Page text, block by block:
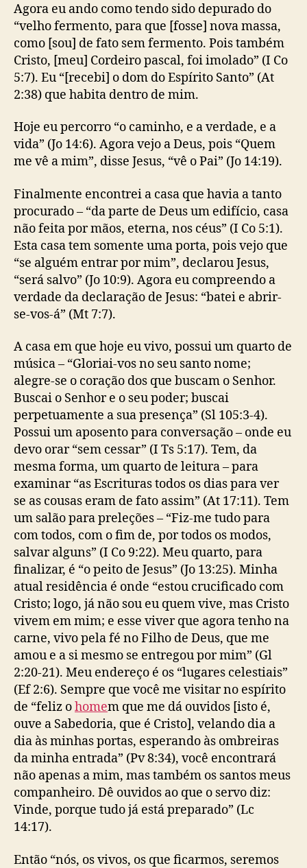
Agora eu ando como tendo sido depurado do
“velho fermento, para que [fosse] nova massa,
como [sou] de fato sem fermento. Pois também
Cristo, [meu] Cordeiro pascal, foi imolado” (I Co
5:7). Eu “[recebi] o dom do Espírito Santo” (At
2:38) que habita dentro de mim.
Hoje eu percorro “o caminho, e a verdade, e a
vida” (Jo 14:6). Agora vejo a Deus, pois “Quem
me vê a mim”, disse Jesus, “vê o Pai” (Jo 14:19).
Finalmente encontrei a casa que havia a tanto
procurado – “da parte de Deus um edifício, casa
não feita por mãos, eterna, nos céus” (I Co 5:1).
Esta casa tem somente uma porta, pois vejo que
“se alguém entrar por mim”, declarou Jesus,
“será salvo” (Jo 10:9). Agora eu compreendo a
verdade da declaração de Jesus: “batei e abrir-
se-vos-á” (Mt 7:7).
A casa em que hoje eu vivo, possui um quarto de
música – “Gloriai-vos no seu santo nome;
alegre-se o coração dos que buscam o Senhor.
Buscai o Senhor e o seu poder; buscai
perpetuamente a sua presença” (Sl 105:3-4).
Possui um aposento para conversação – onde eu
devo orar “sem cessar” (I Ts 5:17). Tem, da
mesma forma, um quarto de leitura – para
examinar “as Escrituras todos os dias para ver
se as cousas eram de fato assim” (At 17:11). Tem
um salão para preleções – “Fiz-me tudo para
com todos, com o fim de, por todos os modos,
salvar alguns” (I Co 9:22). Meu quarto, para
finalizar, é “o peito de Jesus” (Jo 13:25). Minha
atual residência é onde “estou crucificado com
Cristo; logo, já não sou eu quem vive, mas Cristo
vivem em mim; e esse viver que agora tenho na
carne, vivo pela fé no Filho de Deus, que me
amou e a si mesmo se entregou por mim” (Gl
2:20-21). Meu endereço é os “lugares celestiais”
(Ef 2:6). Sempre que você me visitar no espírito
de “feliz ohomem que me dá ouvidos [isto é,
ouve a Sabedoria, que é Cristo], velando dia a
dia às minhas portas, esperando às ombreiras
da minha entrada” (Pv 8:34), você encontrará
não apenas a mim, mas também os santos meus
companheiro. Dê ouvidos ao que o servo diz:
Vinde, porque tudo já está preparado” (Lc
14:17).
Então “nós, os vivos, os que ficarmos, seremos